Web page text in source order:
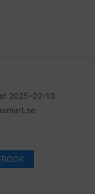
2025-02-13